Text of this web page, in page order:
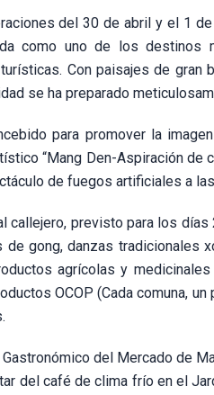
del 30 de abril y el 1
como uno de los destinos
Con paisajes de gran
se ha preparado
para promover la
“Mang Den-Aspiración de
de fuegos artificiales a
previsto para los días
gong, danzas tradicionales
agrícolas y
OCOP (Cada comuna,
del Mercado de
del café de clima frío en el